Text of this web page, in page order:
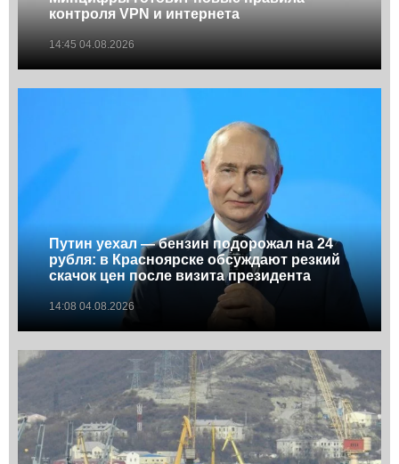
контроля VPN и интернета
14:45 04.08.2026
Путин уехал — бензин подорожал на 24
рубля: в Красноярске обсуждают резкий
скачок цен после визита президента
14:08 04.08.2026